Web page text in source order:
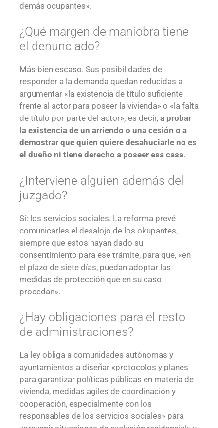
demás ocupantes».
¿Qué margen de maniobra tiene
el denunciado?
Más bien escaso. Sus posibilidades de
responder a la demanda quedan reducidas a
argumentar «la existencia de título suficiente
frente al actor para poseer la vivienda» o «la falta
de título por parte del actor»; es decir, a probar
la existencia de un arriendo o una cesión o a
demostrar que quien quiere desahuciarle no es
el dueño ni tiene derecho a poseer esa casa.
¿Interviene alguien además del
juzgado?
Sí: los servicios sociales. La reforma prevé
comunicarles el desalojo de los okupantes,
siempre que estos hayan dado su
consentimiento para ese trámite, para que, «en
el plazo de siete días, puedan adoptar las
medidas de protección que en su caso
procedan».
¿Hay obligaciones para el resto
de administraciones?
La ley obliga a comunidades autónomas y
ayuntamientos a diseñar «protocolos y planes
para garantizar políticas públicas en materia de
vivienda, medidas ágiles de coordinación y
cooperación, especialmente con los
responsables de los servicios sociales» para